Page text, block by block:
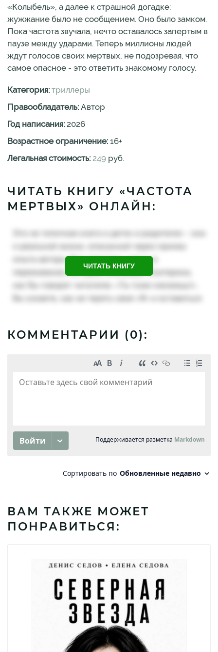
«Колыбель», а далее к страшной догадке:
жужжание было не сообщением. Оно было замком.
Пока частота звучала, нечто оставалось запертым в
паузе между ударами. Теперь миллионы людей
ждут голосов своих мертвых, не подозревая, что
самое опасное - это ответить знакомому голосу.
Категория: триллеры
Правообладатель: Автор
Год написания: 2026
Возрастное ограничение: 16+
Легальная стоимость: 249 руб.
ЧИТАТЬ КНИГУ «ЧАСТОТА
МЕРТВЫХ» ОНЛАЙН:
ЧИТАТЬ КНИГУ
КОММЕНТАРИИ (0):
ВАМ ТАКЖЕ МОЖЕТ
ПОНРАВИТЬСЯ: